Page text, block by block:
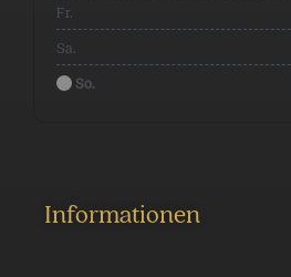
Fr.
Sa.
So.
Informationen